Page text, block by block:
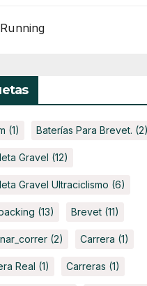
(1) Baterías Para Brevet. (2)
Gravel (12)
Gravel Ultraciclismo (6)
(13) Brevet (11)
(2) Carrera (1)
Real (1) Carreras (1)